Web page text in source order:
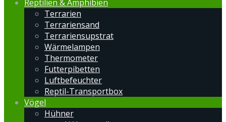
Reptilien & Amphibien
Terrarien
Terrariensand
Terrariensupstrat
Wärmelampen
Thermometer
Futterpibetten
Luftbefeuchter
Reptil-Transportbox
Vögel
Hühner